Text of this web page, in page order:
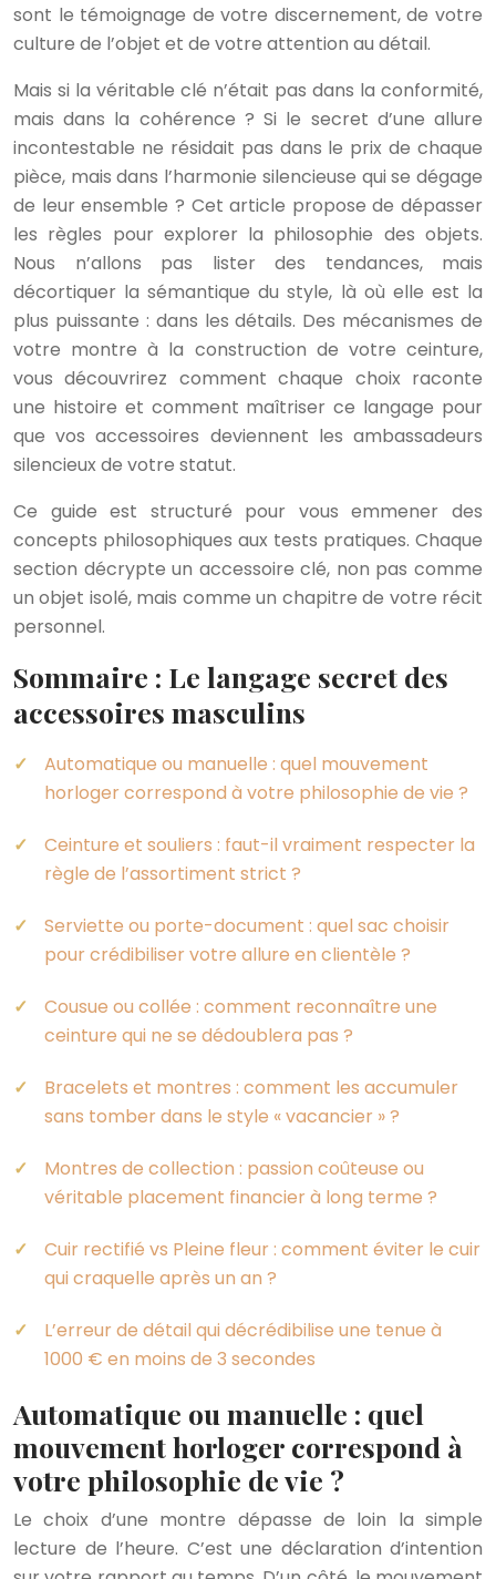
sont le témoignage de votre discernement, de votre
culture de l’objet et de votre attention au détail.
Mais si la véritable clé n’était pas dans la conformité,
mais dans la cohérence ? Si le secret d’une allure
incontestable ne résidait pas dans le prix de chaque
pièce, mais dans l’harmonie silencieuse qui se dégage
de leur ensemble ? Cet article propose de dépasser
les règles pour explorer la philosophie des objets.
Nous n’allons pas lister des tendances, mais
décortiquer la sémantique du style, là où elle est la
plus puissante : dans les détails. Des mécanismes de
votre montre à la construction de votre ceinture,
vous découvrirez comment chaque choix raconte
une histoire et comment maîtriser ce langage pour
que vos accessoires deviennent les ambassadeurs
silencieux de votre statut.
Ce guide est structuré pour vous emmener des
concepts philosophiques aux tests pratiques. Chaque
section décrypte un accessoire clé, non pas comme
un objet isolé, mais comme un chapitre de votre récit
personnel.
Sommaire : Le langage secret des
accessoires masculins
Automatique ou manuelle : quel mouvement
horloger correspond à votre philosophie de vie ?
Ceinture et souliers : faut-il vraiment respecter la
règle de l’assortiment strict ?
Serviette ou porte-document : quel sac choisir
pour crédibiliser votre allure en clientèle ?
Cousue ou collée : comment reconnaître une
ceinture qui ne se dédoublera pas ?
Bracelets et montres : comment les accumuler
sans tomber dans le style « vacancier » ?
Montres de collection : passion coûteuse ou
véritable placement financier à long terme ?
Cuir rectifié vs Pleine fleur : comment éviter le cuir
qui craquelle après un an ?
L’erreur de détail qui décrédibilise une tenue à
1000 € en moins de 3 secondes
Automatique ou manuelle : quel
mouvement horloger correspond à
votre philosophie de vie ?
Le choix d’une montre dépasse de loin la simple
lecture de l’heure. C’est une déclaration d’intention